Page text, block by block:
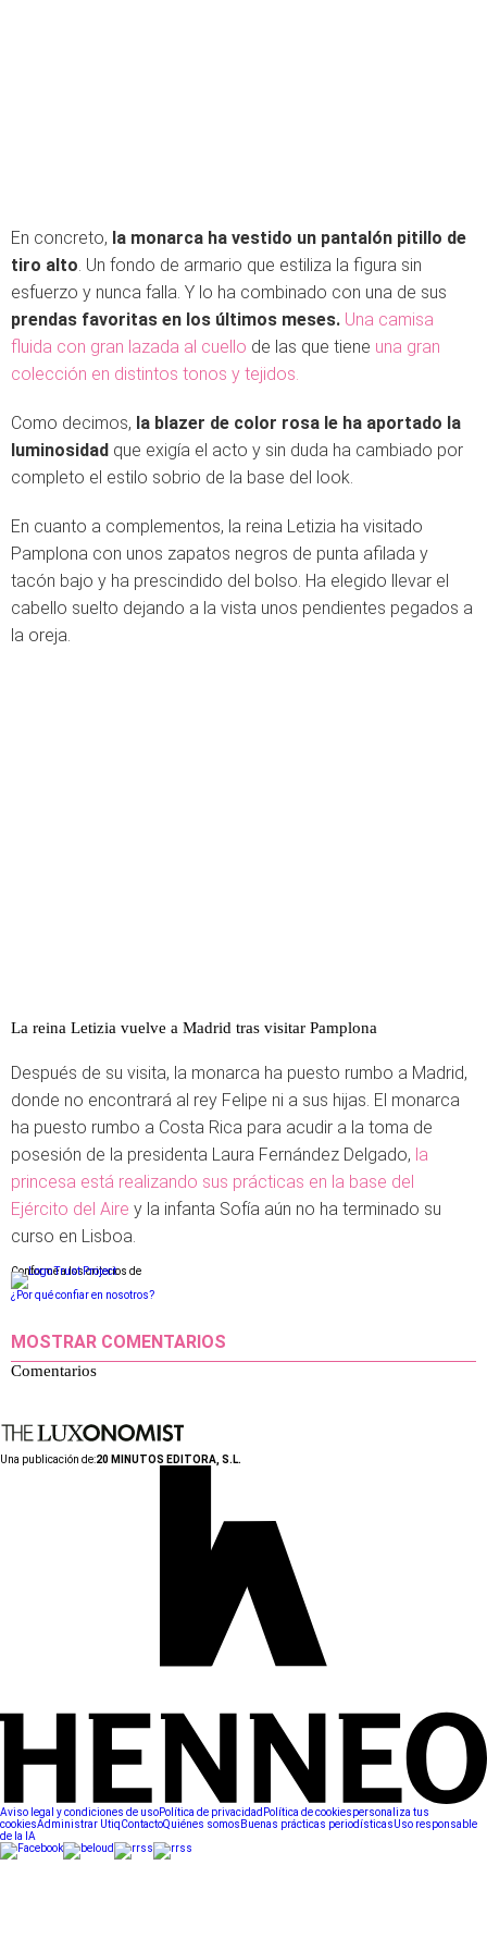
En concreto, la monarca ha vestido un pantalón pitillo de
tiro alto . Un fondo de armario que estiliza la figura sin
esfuerzo y nunca falla. Y lo ha combinado con una de sus
prendas favoritas en los últimos meses. Una camisa
fluida con gran lazada al cuello de las que tiene una gran
colección en distintos tonos y tejidos.
Como decimos, la blazer de color rosa le ha aportado la
luminosidad que exigía el acto y sin duda ha cambiado por
completo el estilo sobrio de la base del look.
En cuanto a complementos, la reina Letizia ha visitado
Pamplona con unos zapatos negros de punta afilada y
tacón bajo y ha prescindido del bolso. Ha elegido llevar el
cabello suelto dejando a la vista unos pendientes pegados a
la oreja.
La reina Letizia vuelve a Madrid tras visitar Pamplona
Después de su visita, la monarca ha puesto rumbo a Madrid,
donde no encontrará al rey Felipe ni a sus hijas. El monarca
ha puesto rumbo a Costa Rica para acudir a la toma de
posesión de la presidenta Laura Fernández Delgado, la
princesa está realizando sus prácticas en la base del
Ejército del Aire y la infanta Sofía aún no ha terminado su
curso en Lisboa.
Conforme a los criterios de
¿Por qué confiar en nosotros?
MOSTRAR COMENTARIOS
Comentarios
Una publicación de:20 MINUTOS EDITORA, S.L.
Aviso legal y condiciones de usoPolítica de privacidad Política de cookiespersonaliza tus
cookiesAdministrar UtiqContactoQuiénes somos Buenas prácticas periodísticasUso responsable
de la IA